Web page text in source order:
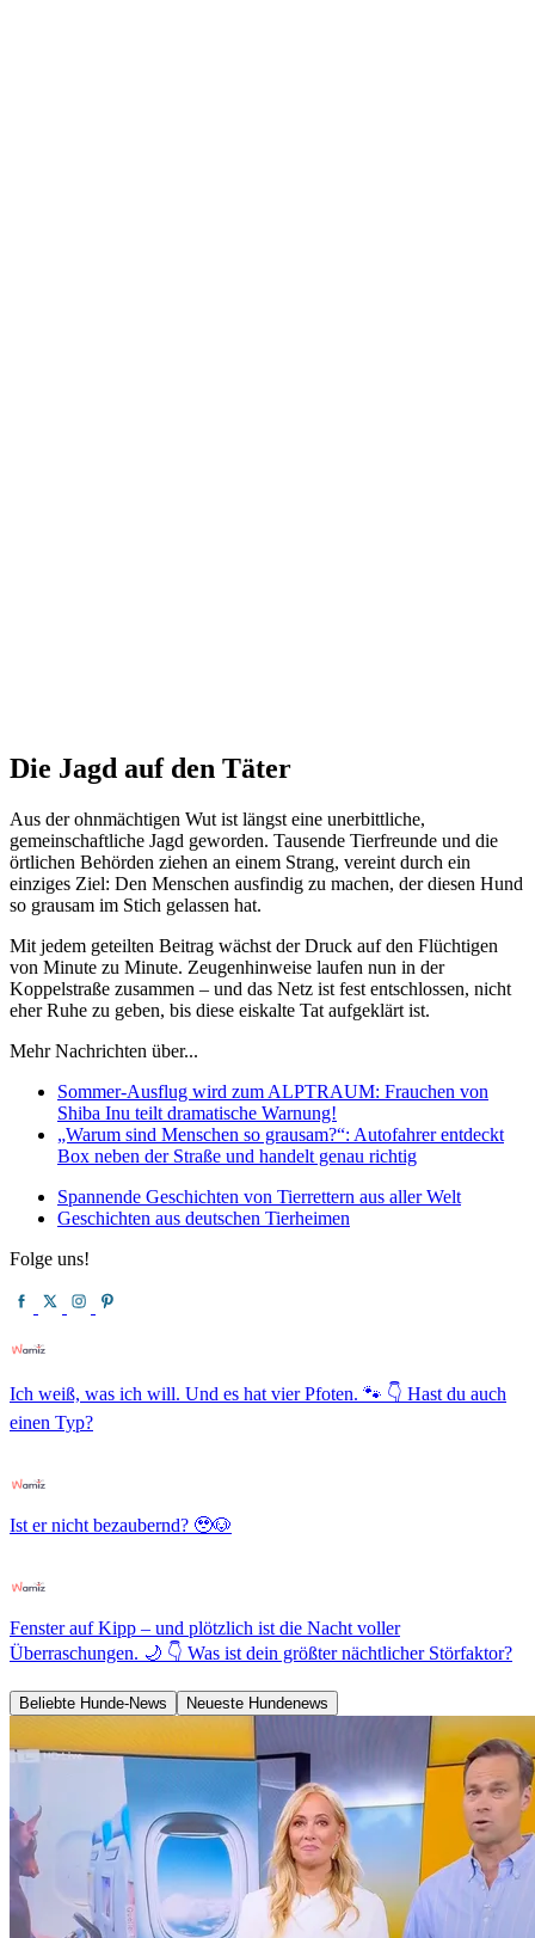
Die Jagd auf den Täter
Aus der ohnmächtigen Wut ist längst eine unerbittliche,
gemeinschaftliche Jagd geworden. Tausende Tierfreunde und die
örtlichen Behörden ziehen an einem Strang, vereint durch ein
einziges Ziel: Den Menschen ausfindig zu machen, der diesen Hund
so grausam im Stich gelassen hat.
Mit jedem geteilten Beitrag wächst der Druck auf den Flüchtigen
von Minute zu Minute. Zeugenhinweise laufen nun in der
Koppelstraße zusammen – und das Netz ist fest entschlossen, nicht
eher Ruhe zu geben, bis diese eiskalte Tat aufgeklärt ist.
Mehr Nachrichten über...
Sommer-Ausflug wird zum ALPTRAUM: Frauchen von
Shiba Inu teilt dramatische Warnung!
„Warum sind Menschen so grausam?“: Autofahrer entdeckt
Box neben der Straße und handelt genau richtig
Spannende Geschichten von Tierrettern aus aller Welt
Geschichten aus deutschen Tierheimen
Folge uns!
Ich weiß, was ich will. Und es hat vier Pfoten. 🐾 👇 Hast du auch
einen Typ?
Ist er nicht bezaubernd? 🥹🐶
Fenster auf Kipp – und plötzlich ist die Nacht voller
Überraschungen. 🌙 👇 Was ist dein größter nächtlicher Störfaktor?
Beliebte Hunde-News Neueste Hundenews